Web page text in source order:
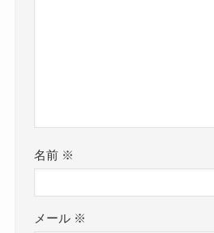
名前 ※
メール ※